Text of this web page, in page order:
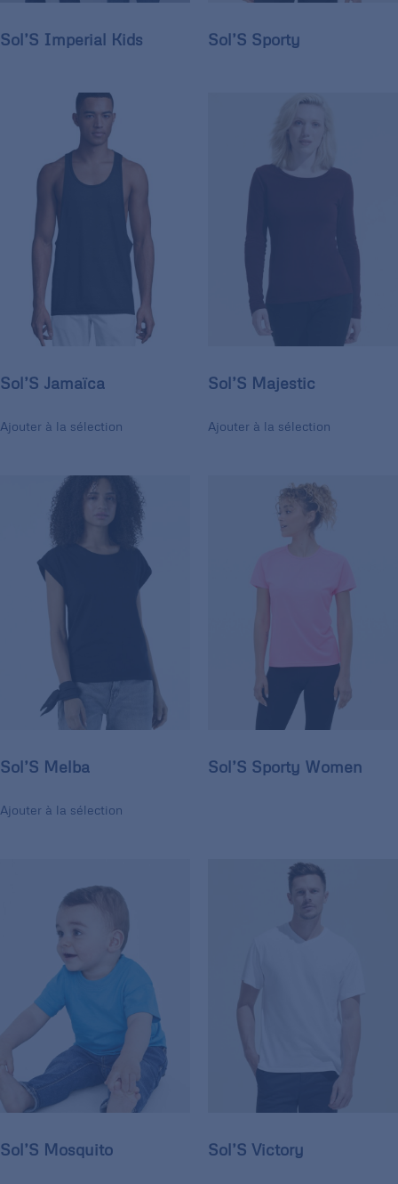
Sol’S Imperial Kids Sol’S Sporty
Sol’S Jamaïca
Ajouter à la sélection
Sol’S Majestic
Ajouter à la sélection
Sol’S Melba
Ajouter à la sélection
Sol’S Sporty Women
Sol’S Mosquito Sol’S Victory